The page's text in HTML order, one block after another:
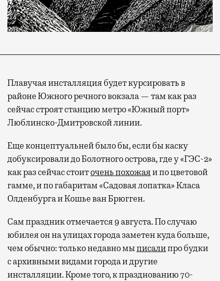
Плавучая инсталляция будет курсировать в
районе Южного речного вокзала — там как раз
сейчас строят станцию метро «Южный порт»
Люблинско-Дмитровской линии.
Еще концептуальней было бы, если бы каску
добуксировали до Болотного острова, где у «ГЭС-2»
как раз сейчас стоиточень похожаяи по цветовой
гамме, и по габаритам «Садовая лопатка» Класа
Олденбурга и Кошье ван Брюгген.
Сам праздник отмечается 9 августа. По случаю
юбилея он на улицах города заметен куда больше,
чем обычно: только недавно мыписалипро будки
с архивными видами города и другие
инсталляции. Кроме того, к празднованию 70-